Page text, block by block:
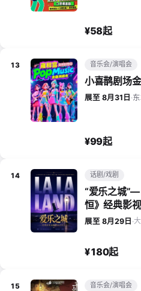
¥58起
13 音乐会/演唱会
小喜鹊剧场
展至 8月31日 ·
¥99起
14 话剧/戏剧
“爱乐之城
恒》经典影
展至 8月29日 ·
¥180起
15 音乐会/演唱会